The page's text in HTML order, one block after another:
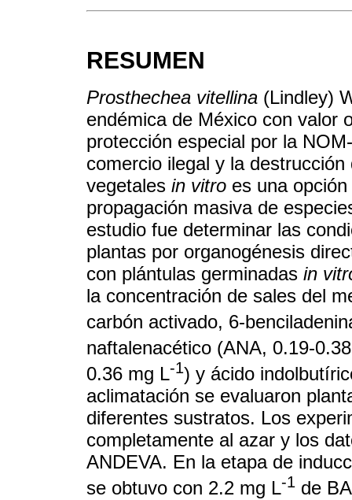
RESUMEN
Prosthechea vitellina (Lindley)
endémica de México con valor
protección especial por la
comercio ilegal y la
vegetales in vitro es una
propagación masiva de
estudio fue determinar las
plantas por organogénesis
con plántulas germinadas in
la concentración de sales del
carbón activado, 6-
naftalenacético (ANA, 0.19-
0.36 mg L-1) y ácido
aclimatación se evaluaron
diferentes sustratos. Los
completamente al azar y los
ANDEVA. En la etapa de
se obtuvo con 2.2 mg L-1 de